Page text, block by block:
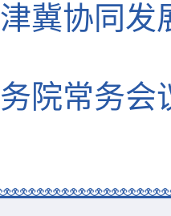
冀协同发
院常务会